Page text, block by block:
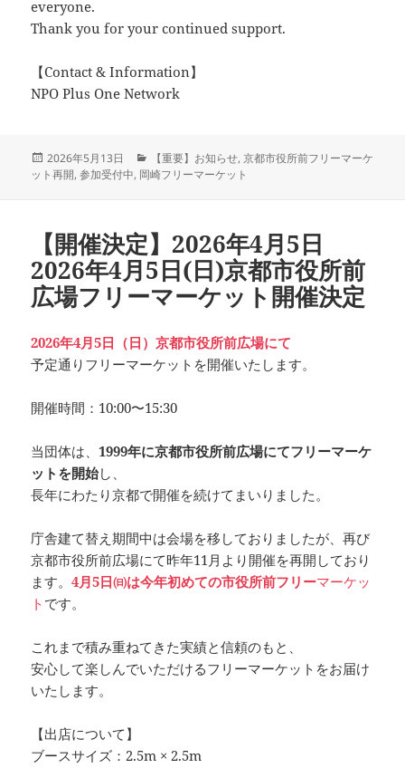
everyone.
Thank you for your continued support.
【Contact & Information】
NPO Plus One Network
投
稿
2026年5月13日
カ
テ
【重要】お知らせ,京都市役所前フリーマーケ
ット再開,参加受付中, 岡崎フリーマーケット
【開催決定】2026年4月5日
2026年4月5日(日)京都市役所前
広場フリーマーケット開催決定
2026年4月5日（日）京都市役所前広場にて
予定通りフリーマーケットを開催いたします。
開催時間：10:00〜15:30
当団体は、1999年に京都市役所前広場にてフリーマーケ
ットを開始し、
長年にわたり京都で開催を続けてまいりました。
庁舎建て替え期間中は会場を移しておりましたが、再び
京都市役所前広場にて昨年11月より開催を再開しており
ます。4月5日㈰は今年初めての市役所前フリーマーケッ
ト です。
これまで積み重ねてきた実績と信頼のもと、
安心して楽しんでいただけるフリーマーケットをお届け
いたします。
【出店について】
ブースサイズ：2.5m × 2.5m